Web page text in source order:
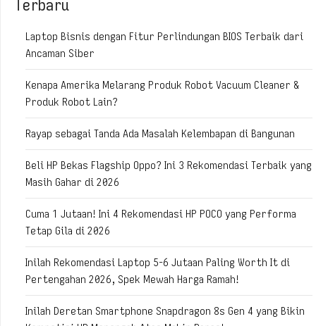
Terbaru
Laptop Bisnis dengan Fitur Perlindungan BIOS Terbaik dari
Ancaman Siber
Kenapa Amerika Melarang Produk Robot Vacuum Cleaner &
Produk Robot Lain?
Rayap sebagai Tanda Ada Masalah Kelembapan di Bangunan
Beli HP Bekas Flagship Oppo? Ini 3 Rekomendasi Terbaik yang
Masih Gahar di 2026
Cuma 1 Jutaan! Ini 4 Rekomendasi HP POCO yang Performa
Tetap Gila di 2026
Inilah Rekomendasi Laptop 5-6 Jutaan Paling Worth It di
Pertengahan 2026, Spek Mewah Harga Ramah!
Inilah Deretan Smartphone Snapdragon 8s Gen 4 yang Bikin